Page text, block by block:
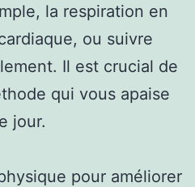
la respiration en
ou suivre
Il est crucial de
qui vous apaise
jour.
pour améliorer